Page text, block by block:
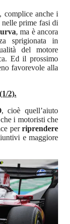
complice anche i
prime fasi di
, ma è ancora
sprigionata in
del motore
Ed il prossimo
favorevole alla
2).
, cioè quell’aiuto
i motoristi che
perriprendere
e maggiore